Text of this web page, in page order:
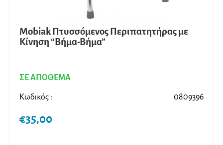
Mobiak Πτυσσόμενος Περιπατητήρας με
Κίνηση “Βήμα-Βήμα”
ΣΕ ΑΠΟΘΕΜΑ
Κωδικός : 0809396
€35,00